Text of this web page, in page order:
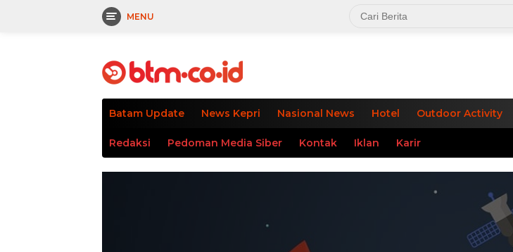
MENU
Batam Update News Kepri Nasional News Hotel Outdoor Activity
Redaksi Pedoman Media Siber Kontak Iklan Karir